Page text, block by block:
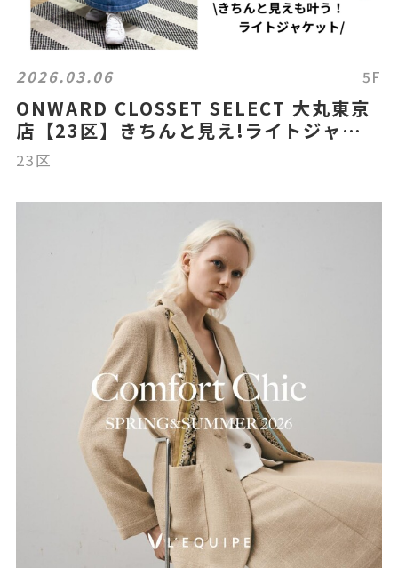
2026.03.06 5F
ONWARD CLOSSET SELECT 大丸東京
店【23区】きちんと見え!ライトジャケッ
ト💕
23区